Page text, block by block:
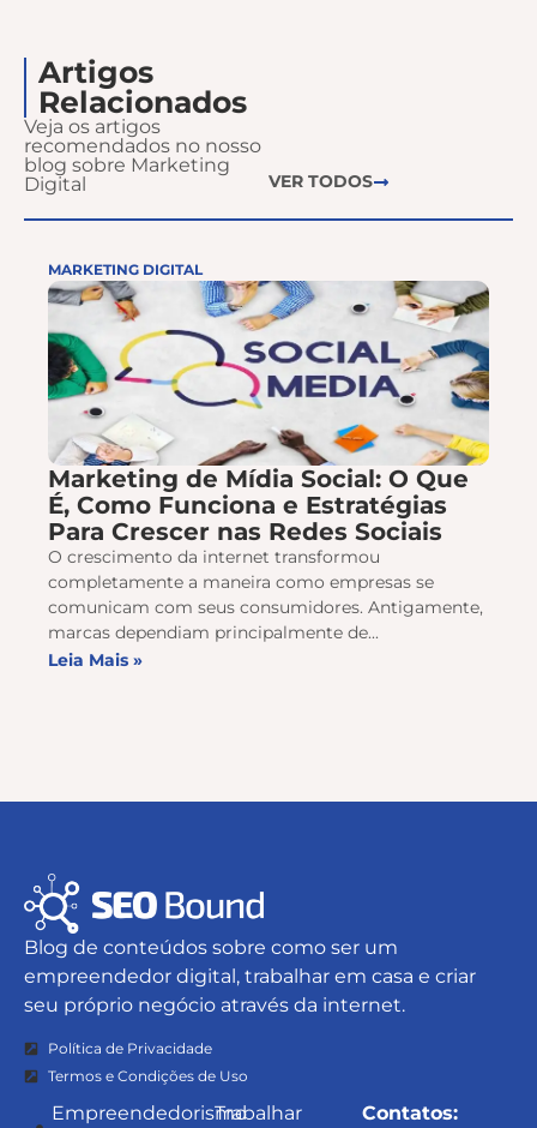
MARKETING DIGITAL
Marketing de Mídia Social: O Que
É, Como Funciona e Estratégias
Para Crescer nas Redes Sociais
O crescimento da internet transformou
completamente a maneira como empresas se
comunicam com seus consumidores. Antigamente,
marcas dependiam principalmente de...
Leia Mais »
Artigos
Relacionados
Veja os artigos
recomendados no nosso
blog sobre Marketing
Digital
VER TODOS
Blog de conteúdos sobre como ser um
empreendedor digital, trabalhar em casa e criar
seu próprio negócio através da internet.
Política de Privacidade
Termos e Condições de Uso
EmpreendedorismoTrabalhar
Contatos: